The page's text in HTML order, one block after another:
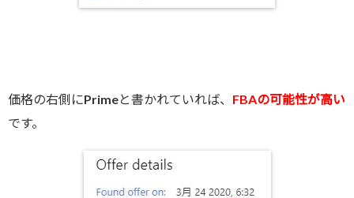
価格の右側にPrimeと書かれていれば、 FBAの可能性が高い
です。